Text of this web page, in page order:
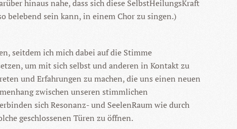
hinaus nahe, dass sich diese SelbstHeilungsKraft
belebend sein kann, in einem Chor zu singen.)
seitdem ich mich dabei auf die Stimme
um mit sich selbst und anderen in Kontakt zu
und Erfahrungen zu machen, die uns einen neuen
zwischen unseren stimmlichen
sich Resonanz- und SeelenRaum wie durch
geschlossenen Türen zu öffnen.